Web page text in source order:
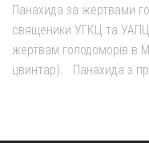
Панахида за жертвами
священики УГКЦ та УАПЦ
жертвам голодоморів в
цвинтар). Панахида з